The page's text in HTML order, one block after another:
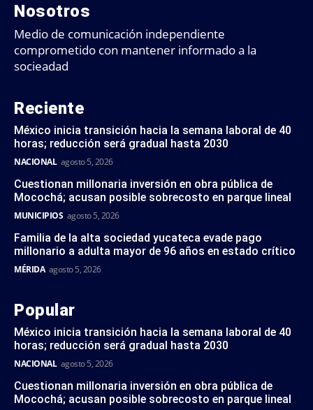
Nosotros
Medio de comunicación independiente
comprometido con mantener informado a la
socieadad
Reciente
México inicia transición hacia la semana laboral de 40
horas; reducción será gradual hasta 2030
NACIONAL agosto 5, 2026
Cuestionan millonaria inversión en obra pública de
Mocochá; acusan posible sobrecosto en parque lineal
MUNICIPIOS agosto 5, 2026
Familia de la alta sociedad yucateca evade pago
millonario a adulta mayor de 96 años en estado crítico
MÉRIDA agosto 5, 2026
Popular
México inicia transición hacia la semana laboral de 40
horas; reducción será gradual hasta 2030
NACIONAL agosto 5, 2026
Cuestionan millonaria inversión en obra pública de
Mocochá; acusan posible sobrecosto en parque lineal